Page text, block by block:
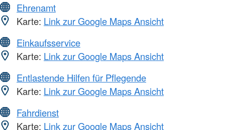
Ehrenamt
Karte: Link zur Google Maps Ansicht
Einkaufsservice
Karte: Link zur Google Maps Ansicht
Entlastende Hilfen für Pflegende
Karte: Link zur Google Maps Ansicht
Fahrdienst
Karte: Link zur Google Maps Ansicht